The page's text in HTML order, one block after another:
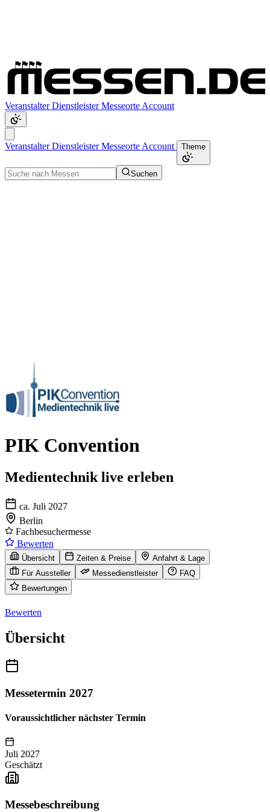
VeranstalterDienstleisterMesseorte Account
VeranstalterDienstleisterMesseorte Account Theme
Suchen
PIK Convention
Medientechnik live erleben
ca. Juli 2027
Berlin
Fachbesuchermesse
Bewerten
Übersicht Zeiten & Preise
Anfahrt & Lage
Für Aussteller
Messedienstleister
FAQ
Bewertungen
Bewerten
Übersicht
Messetermin 2027
Voraussichtlicher nächster Termin
Juli 2027
Geschätzt
Messebeschreibung